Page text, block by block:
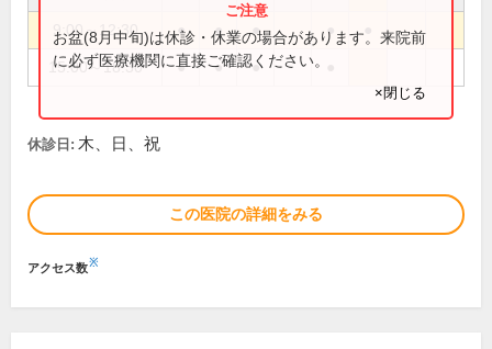
9:00～12:30 ● ● ● ●
15:00～18:30 ● ● ●
お盆(8月中旬)は休診・休業の場合があります。来院前
に必ず医療機関に直接ご確認ください。
×閉じる
休診日: 木、日、祝
この医院の詳細をみる
アクセス数※